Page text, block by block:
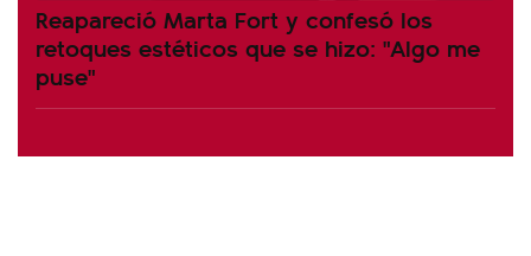
Reapareció Marta Fort y confesó los
retoques estéticos que se hizo: "Algo me
puse"